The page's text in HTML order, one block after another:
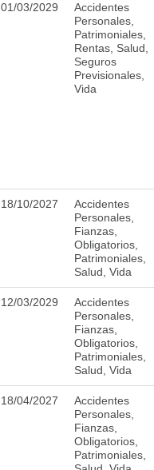
01/03/2029
Accidentes
Personales,
Patrimoniales,
Rentas, Salud,
Seguros
Previsionales,
Vida
18/10/2027
Accidentes
Personales,
Fianzas,
Obligatorios,
Patrimoniales,
Salud, Vida
12/03/2029
Accidentes
Personales,
Fianzas,
Obligatorios,
Patrimoniales,
Salud, Vida
18/04/2027
Accidentes
Personales,
Fianzas,
Obligatorios,
Patrimoniales,